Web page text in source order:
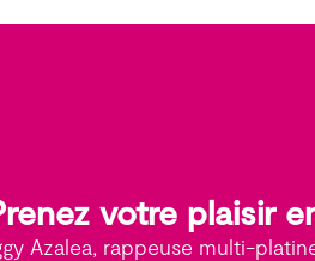
votre plaisir
Azalea, rappeuse multi-